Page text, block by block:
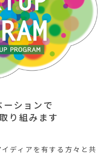
ーションで
り組みます
ディアを有する方々と共